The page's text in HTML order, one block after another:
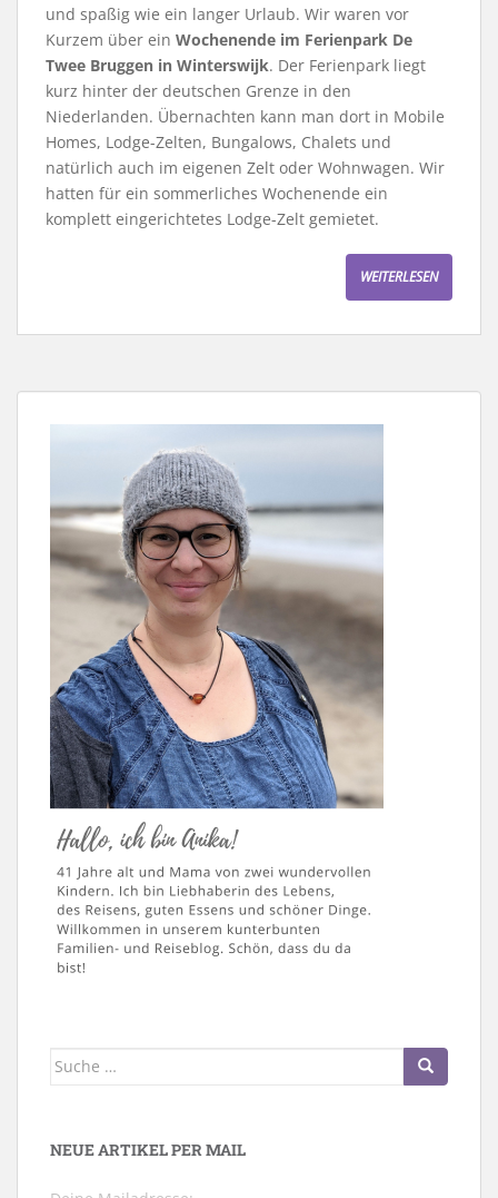
und spaßig wie ein langer Urlaub. Wir waren vor
Kurzem über ein Wochenende im Ferienpark De
Twee Bruggen in Winterswijk. Der Ferienpark liegt
kurz hinter der deutschen Grenze in den
Niederlanden. Übernachten kann man dort in Mobile
Homes, Lodge-Zelten, Bungalows, Chalets und
natürlich auch im eigenen Zelt oder Wohnwagen. Wir
hatten für ein sommerliches Wochenende ein
komplett eingerichtetes Lodge-Zelt gemietet.
WEITERLESEN
Suche
NEUE ARTIKEL PER MAIL